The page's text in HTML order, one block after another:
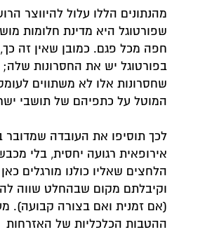
מהנתונים הללו עלול להיווצר
שפורטוגל היא מדינת חלומות
חפה מכל פגם. כמובן שאין זה כך,
בפורטוגל יש את החסרונות
שחסרונות אלו לא משתווים
המוטל על כתפיהם של תושבי
לכך תוסיפו את העובדה שמדובר
אירופאית רגועה יחסית, בלי
הלחצים שאליו כולנו מורגלים
וקיבלתם מקום שבהחלט שווה
(אם זמנית ואם בצורה קבועה).
ההטבות הכלכליות של האזרחות